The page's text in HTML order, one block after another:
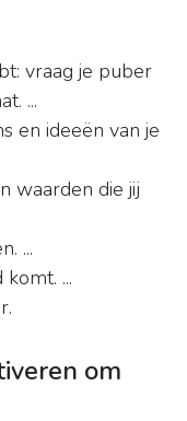
vraag je puber
...
en ideeën van je
waarden die jij
...
...
om